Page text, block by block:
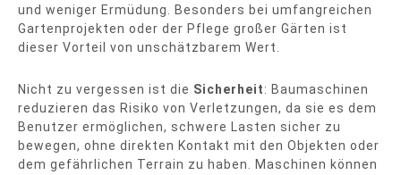
und weniger Ermüdung. Besonders bei umfangreichen
Gartenprojekten oder der Pflege großer Gärten ist
dieser Vorteil von unschätzbarem Wert.
Nicht zu vergessen ist die Sicherheit: Baumaschinen
reduzieren das Risiko von Verletzungen, da sie es dem
Benutzer ermöglichen, schwere Lasten sicher zu
bewegen, ohne direkten Kontakt mit den Objekten oder
dem gefährlichen Terrain zu haben. Maschinen können